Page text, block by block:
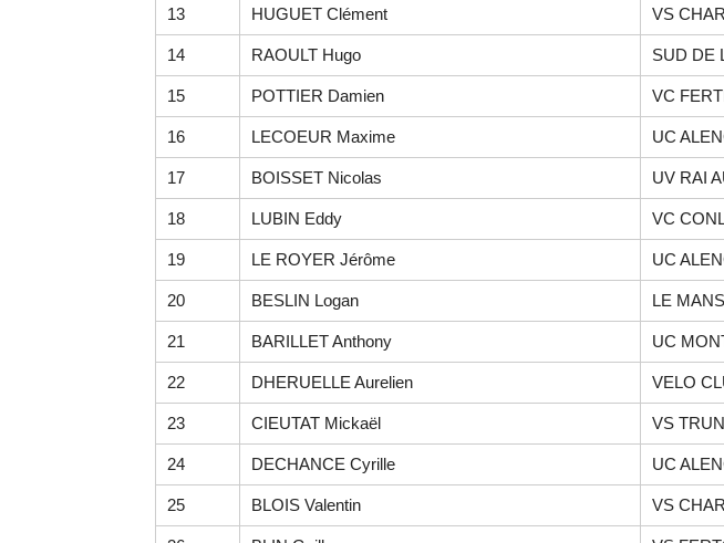
13 HUGUET Clément VS
14 RAOULT Hugo SUD DE
15 POTTIER Damien VC
16 LECOEUR Maxime UC
17 BOISSET Nicolas UV RAI
18 LUBIN Eddy VC
19 LE ROYER Jérôme UC
20 BESLIN Logan LE
21 BARILLET Anthony UC
22 DHERUELLE Aurelien VELO
23 CIEUTAT Mickaël VS TRUN
24 DECHANCE Cyrille UC
25 BLOIS Valentin VS